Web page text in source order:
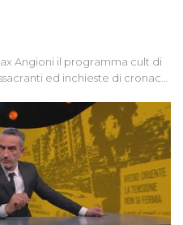
Angioni il programma cult di
ed inchieste di cronaca